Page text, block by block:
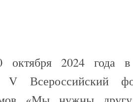
2024 года в
V Всероссийский